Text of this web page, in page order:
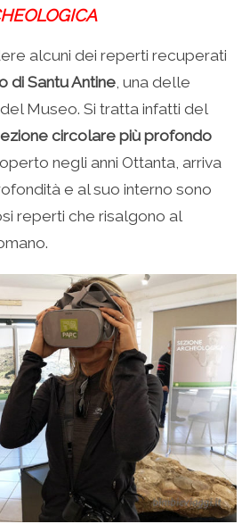
alcuni dei reperti recuperati
di Santu Antine , una delle
Museo. Si tratta infatti del
circolare più profondo
negli anni Ottanta, arriva
e al suo interno sono
reperti che risalgono al